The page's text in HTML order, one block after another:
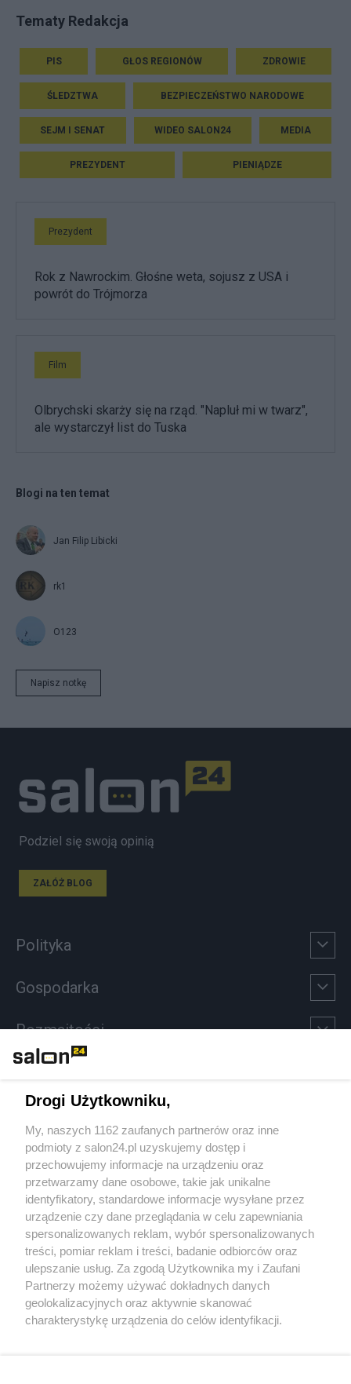
Tematy Redakcja
PIS GŁOS REGIONÓW ZDROWIE
ŚLEDZTWA BEZPIECZEŃSTWO NARODOWE
SEJM I SENAT WIDEO SALON24 MEDIA
PREZYDENT PIENIĄDZE
Prezydent
Rok z Nawrockim. Głośne weta, sojusz z USA i
powrót do Trójmorza
Film
Olbrychski skarży się na rząd. "Napluł mi w twarz",
ale wystarczył list do Tuska
Blogi na ten temat
Jan Filip Libicki
rk1
O123
Napisz notkę
Podziel się swoją opinią
ZAŁÓŻ BLOG
Polityka
Gospodarka
Rozmaitości
Sport
Społeczeństwo
Kultura
X Facebook Instagram Youtube
Drogi Użytkowniku,
My, naszych 1162 zaufanych partnerów oraz inne
podmioty z salon24.pl uzyskujemy dostęp i
przechowujemy informacje na urządzeniu oraz
przetwarzamy dane osobowe, takie jak unikalne
identyfikatory, standardowe informacje wysyłane przez
urządzenie czy dane przeglądania w celu zapewniania
spersonalizowanych reklam, wybór spersonalizowanych
treści, pomiar reklam i treści, badanie odbiorców oraz
ulepszanie usług. Za zgodą Użytkownika my i Zaufani
Partnerzy możemy używać dokładnych danych
geolokalizacyjnych oraz aktywnie skanować
charakterystykę urządzenia do celów identyfikacji.